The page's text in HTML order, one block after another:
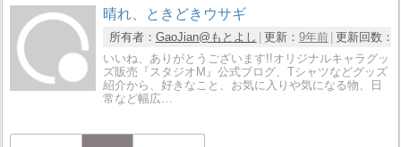
晴れ、ときどきウサギ
所有者： GaoJian@もとよし 更新： 9年前 更新回数：
いいね、ありがとうございます!!オリジナルキャラグッ
ズ販売『スタジオM』公式ブログ、Tシャツなどグッズ
紹介から、好きなこと、お気に入りや気になる物、日
常など幅広…